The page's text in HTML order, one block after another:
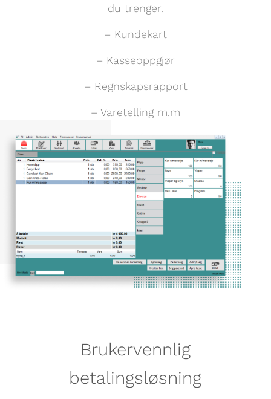
du trenger.
– Kundekart
– Kasseoppgjør
– Regnskapsrapport
– Varetelling m.m
Brukervennlig
betalingsløsning